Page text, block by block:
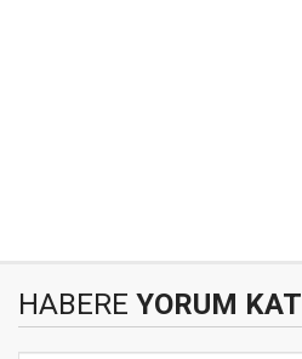
HABERE YORUM KAT